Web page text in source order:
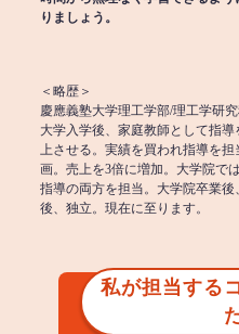
りましょう。
＜略歴＞
慶應義塾大学理工学部/理工学研
大学入学後、家庭教師として指
上させる。実績を買われ指導を
画。売上を3倍に増加。大学院で
指導の両方を担当。大学院卒業
後、独立。現在に至ります。
私が担当する